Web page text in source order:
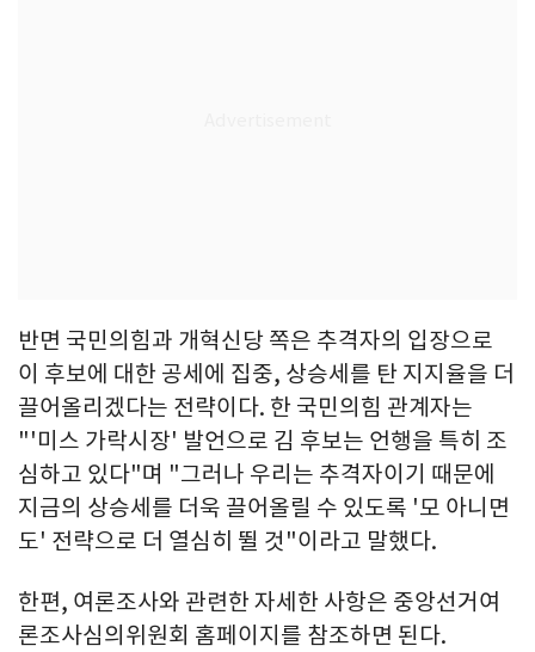
반면 국민의힘과 개혁신당 쪽은 추격자의 입장으로
이 후보에 대한 공세에 집중, 상승세를 탄 지지율을 더
끌어올리겠다는 전략이다. 한 국민의힘 관계자는
"'미스 가락시장' 발언으로 김 후보는 언행을 특히 조
심하고 있다"며 "그러나 우리는 추격자이기 때문에
지금의 상승세를 더욱 끌어올릴 수 있도록 '모 아니면
도' 전략으로 더 열심히 뛸 것"이라고 말했다.
한편, 여론조사와 관련한 자세한 사항은 중앙선거여
론조사심의위원회 홈페이지를 참조하면 된다.